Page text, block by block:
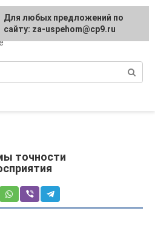
и
точности
Для любых предложений по
сайту: za-uspehom@cp9.ru